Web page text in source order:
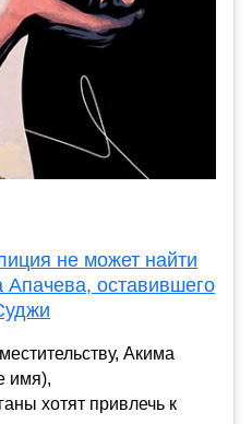
не может найти
Апачева, оставившего
Акима
имя),
хотят привлечь к